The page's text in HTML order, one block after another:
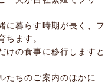
に暮らす時期が長く、フ
ちます。
けの食事に移行しますと
たちのご案内のほかに